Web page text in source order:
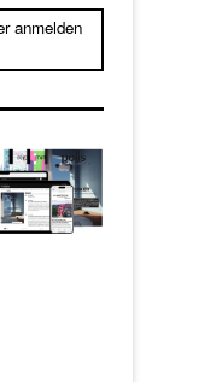
anmelden